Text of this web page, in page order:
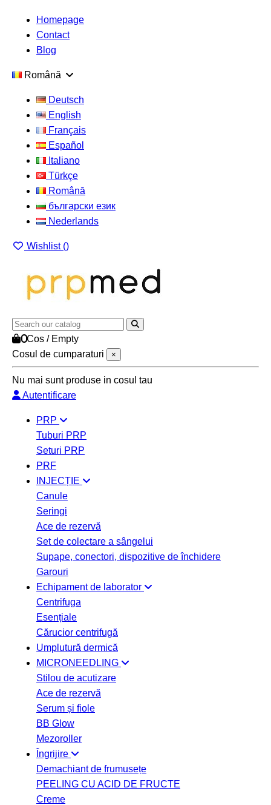
Homepage
Contact
Blog
Română
Deutsch
English
Français
Español
Italiano
Türkçe
Română
български език
Nederlands
Wishlist ()
0Cos / Empty
Cosul de cumparaturi
×
Nu mai sunt produse in cosul tau
Autentificare
PRP
Tuburi PRP
Seturi PRP
PRF
INJECȚIE
Canule
Seringi
Ace de rezervă
Set de colectare a sângelui
Supape, conectori, dispozitive de închidere
Garouri
Echipament de laborator
Centrifuga
Esențiale
Cărucior centrifugă
Umplutură dermică
MICRONEEDLING
Stilou de acutizare
Ace de rezervă
Serum și fiole
BB Glow
Mezoroller
Îngrijire
Demachiant de frumusețe
PEELING CU ACID DE FRUCTE
Creme